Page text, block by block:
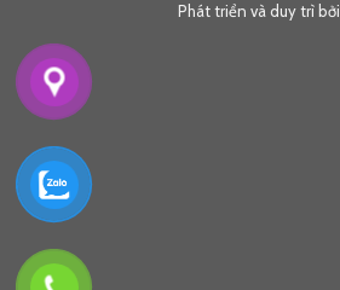
Phát triển và duy trì bởi